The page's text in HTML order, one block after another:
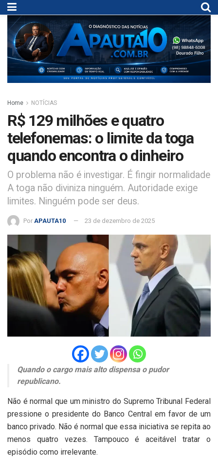
Home NOTÍCIAS
R$ 129 milhões e quatro
telefonemas: o limite da toga
quando encontra o dinheiro
O problema não é investigar. É fingir normalidade
A toga não diviniza ninguém. Autoridade exige
limites. Ninguém pode ser deus.
Por APAUTA10 23 de dezembro de 2025
Quando o cargo mais alto dispensa o pudor
republicano.
Não é normal que um ministro do Supremo Tribunal Federal
pressione o presidente do Banco Central em favor de um
banco privado. Não é normal que essa iniciativa se repita ao
menos quatro vezes. Tampouco é aceitável tratar o
episódio como irrelevante.